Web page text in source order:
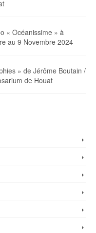
« Océanissime » à
au 9 Novembre 2024
» de Jérôme Boutain /
de Houat